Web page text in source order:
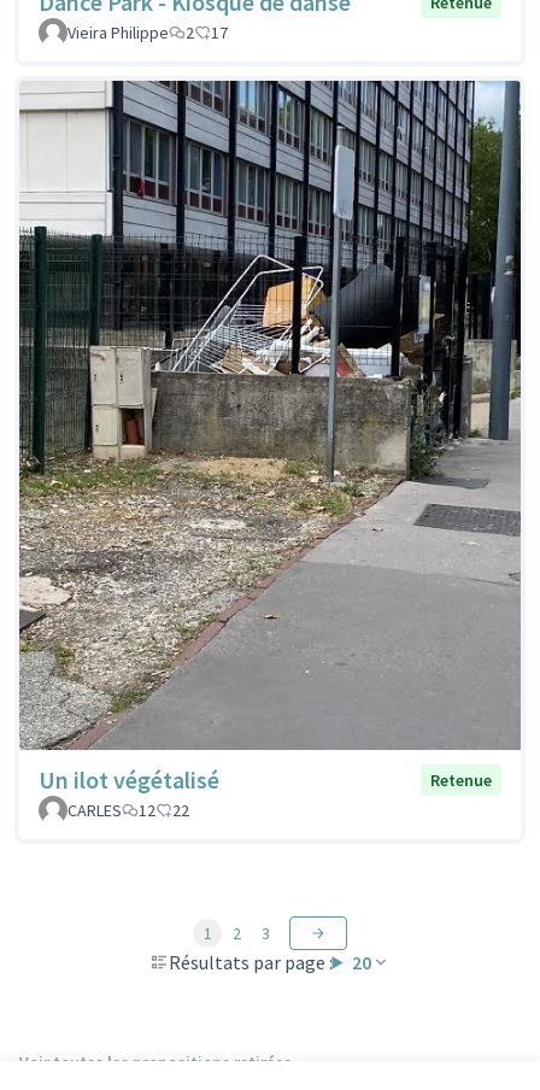
Vieira Philippe
2 17
Un ilot végétalisé
Retenue
CARLES
12 22
Résultats par page : 20
1 2 3
Voir toutes les propositions retirées